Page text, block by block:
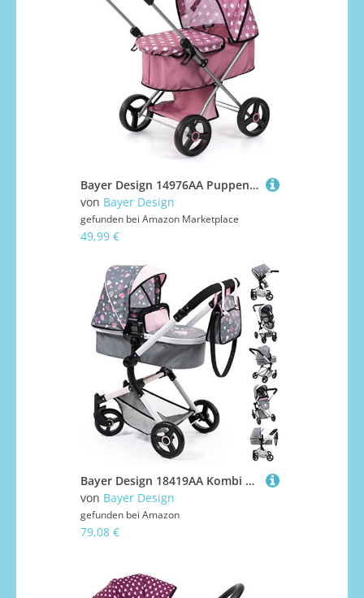
Bayer Design 14976AA Puppenwagen mit Wannenabdeckung, integriertem Korb, für Puppen bis 46 cm
von Bayer Design
gefunden bei Amazon Marketplace
49,99 €
Bayer Design 18419AA Kombi Puppenwagen Neo Vario mit Tasche, Grau, Rosa, 52cm
von Bayer Design
gefunden bei Amazon
79,08 €